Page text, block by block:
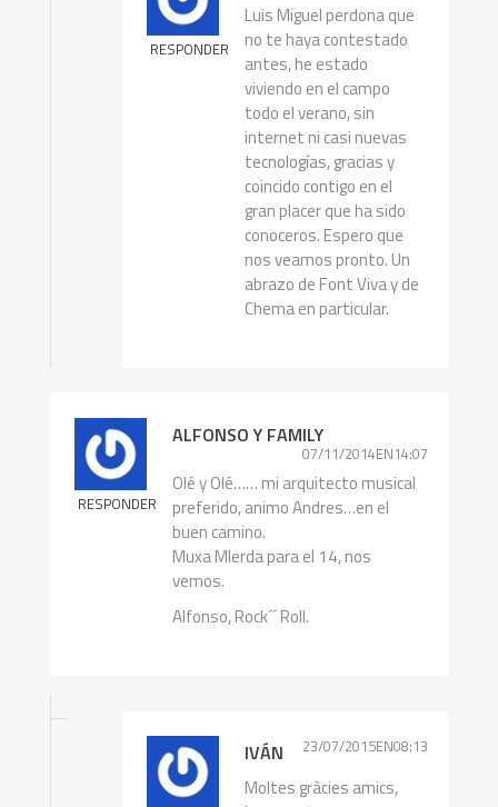
RESPONDER
Luis Miguel perdona que
no te haya contestado
antes, he estado
viviendo en el campo
todo el verano, sin
internet ni casi nuevas
tecnologías, gracias y
coincido contigo en el
gran placer que ha sido
conoceros. Espero que
nos veamos pronto. Un
abrazo de Font Viva y de
Chema en particular.
RESPONDER
ALFONSO Y FAMILY
07/11/2014EN14:07
Olé y Olé…… mi arquitecto musical
preferido, animo Andres…en el
buen camino.
Muxa MIerda para el 14, nos
vemos.
Alfonso, Rock´´ Roll.
IVÁN 23/07/2015EN08:13
Moltes gràcies amics,